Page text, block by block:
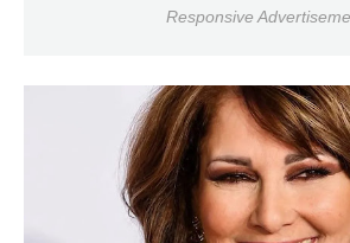
Responsive